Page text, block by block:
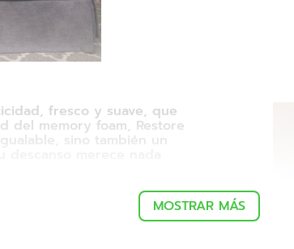
fresco y suave, que
del memory foam, Restore
sino también un
MOSTRAR MÁS